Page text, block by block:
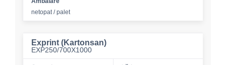
netopat / palet
Exprint (Kartonsan)
EXP250/700X1000